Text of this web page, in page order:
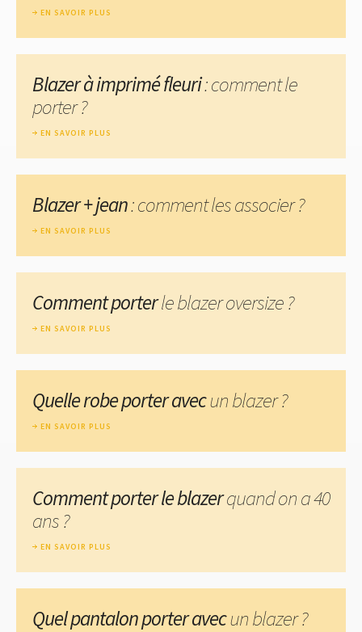
EN SAVOIR PLUS
Blazer à imprimé fleuri: comment le
porter ?
EN SAVOIR PLUS
Blazer + jean: comment les associer ?
EN SAVOIR PLUS
Comment porterle blazer oversize ?
EN SAVOIR PLUS
Quelle robe porter avecun blazer ?
EN SAVOIR PLUS
Comment porter le blazerquand on a 40
ans ?
EN SAVOIR PLUS
Quel pantalon porter avecun blazer ?